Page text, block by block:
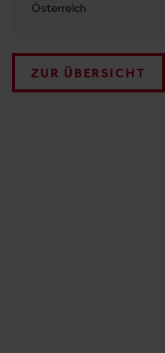
Österreich
ZUR ÜBERSICHT